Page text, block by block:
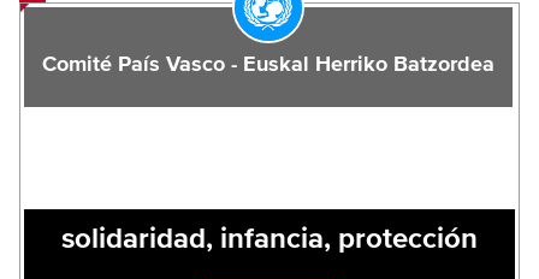
Comité País Vasco - Euskal Herriko Batzordea
solidaridad, infancia, protección